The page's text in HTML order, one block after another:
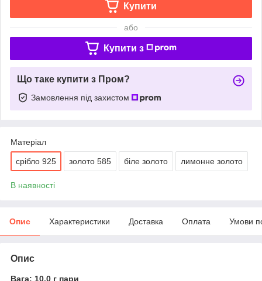
Купити
або
Купити з
Що таке купити з Пром?
Замовлення під захистом
Матеріал
срібло 925 золото 585 біле золото лимонне золото
В наявності
Опис Характеристики Доставка Оплата Умови
Опис
Вага: 10.0 г пари